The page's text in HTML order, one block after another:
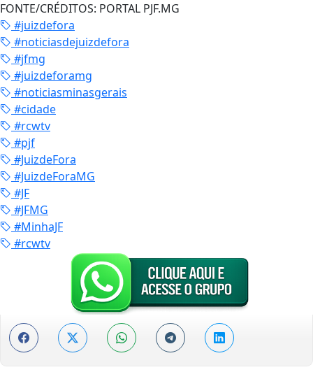
FONTE/CRÉDITOS: PORTAL PJF.MG
#juizdefora
#noticiasdejuizdefora
#jfmg
#juizdeforamg
#noticiasminasgerais
#cidade
#rcwtv
#pjf
#JuizdeFora
#JuizdeForaMG
#JF
#JFMG
#MinhaJF
#rcwtv